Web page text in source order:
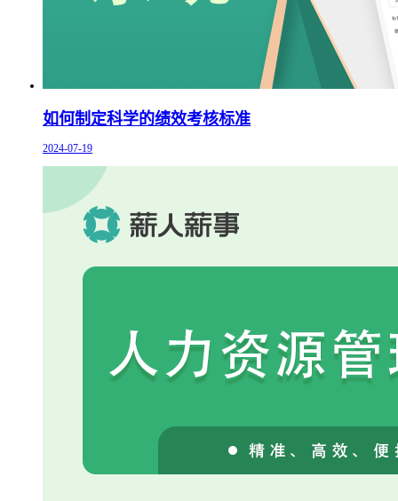
如何制定科学的绩效考核标准
2024-07-19